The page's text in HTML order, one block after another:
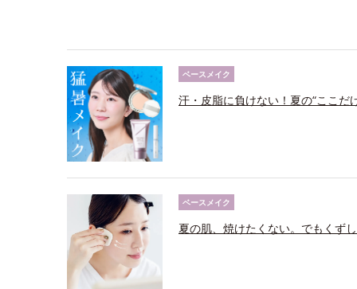
ベースメイク
汗・皮脂に負けない！夏の“ここだ
ベースメイク
夏の肌、焼けたくない。でもくず